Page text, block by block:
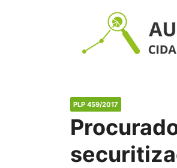
PLP 459/2017